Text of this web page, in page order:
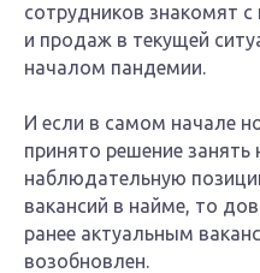
сотрудников знакомят
и продаж в текущей
началом пандемии.
И если в самом начале
принято решение занять
наблюдательную
вакансий в найме, то
ранее актуальным
возобновлен.